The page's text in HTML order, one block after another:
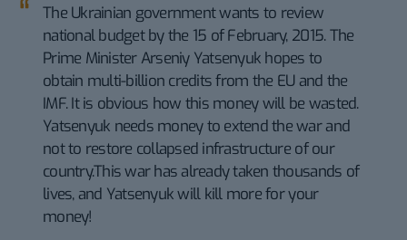
The Ukrainian government wants to review
national budget by the 15 of February, 2015. The
Prime Minister Arseniy Yatsenyuk hopes to
obtain multi-billion credits from the EU and the
IMF. It is obvious how this money will be wasted.
Yatsenyuk needs money to extend the war and
not to restore collapsed infrastructure of our
country.This war has already taken thousands of
lives, and Yatsenyuk will kill more for your
money!